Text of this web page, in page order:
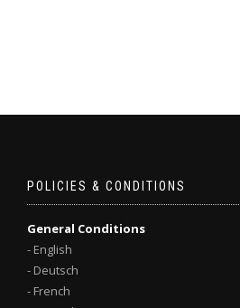
POLICIES & CONDITIONS
General Conditions
- English
- Deutsch
- French